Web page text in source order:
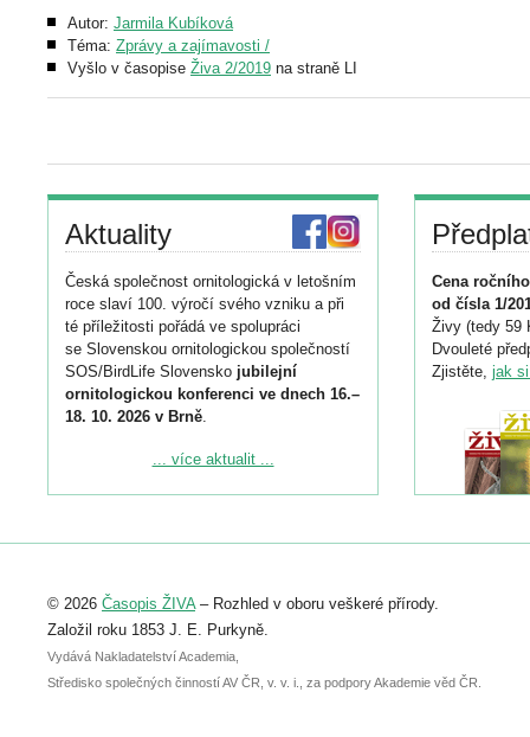
Autor: Jarmila Kubíková
Téma: Zprávy a zajímavosti /
Vyšlo v časopise Živa 2/2019 na straně LI
Aktuality
Česká společnost ornitologická v letošním
roce slaví 100. výročí svého vzniku a při
té příležitosti pořádá ve spolupráci
se Slovenskou ornitologickou společností
SOS/BirdLife Slovensko jubilejní
ornitologickou konferenci ve dnech 16.–
18. 10. 2026 v Brně.
Podrobnější informace ke konferenci
Registrovat se můžete do 6. září.
abstraktu přihlášené přednášky nebo
posteru je už 30. června.
... více aktualit ...
Cena
od čísla 1/
Živy (tedy 59
Dvouleté
Zjistěte, jak
© 2026 Časopis ŽIVA– Rozhled v oboru veškeré přírody.
Založil roku 1853 J. E. Purkyně.
Vydává Nakladatelství Academia,
Středisko společných činností AV ČR, v. v. i., za podpory Akademie věd ČR.